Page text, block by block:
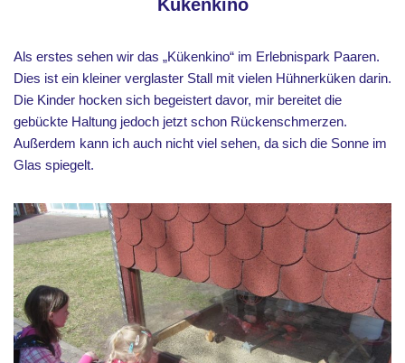
Kükenkino
Als erstes sehen wir das „Kükenkino“ im Erlebnispark Paaren.
Dies ist ein kleiner verglaster Stall mit vielen Hühnerküken darin.
Die Kinder hocken sich begeistert davor, mir bereitet die
gebückte Haltung jedoch jetzt schon Rückenschmerzen.
Außerdem kann ich auch nicht viel sehen, da sich die Sonne im
Glas spiegelt.